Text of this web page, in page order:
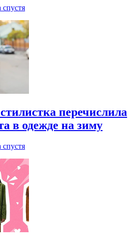
спустя
перечислила
в одежде на зиму
спустя